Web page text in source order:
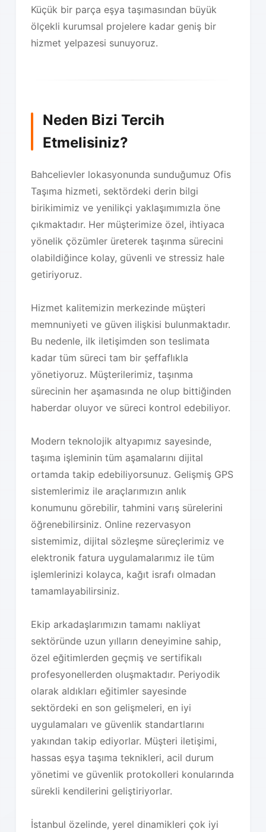
Küçük bir parça eşya taşımasından büyük
ölçekli kurumsal projelere kadar geniş bir
hizmet yelpazesi sunuyoruz.
Neden Bizi Tercih
Etmelisiniz?
Bahcelievler lokasyonunda sunduğumuz Ofis
Taşıma hizmeti, sektördeki derin bilgi
birikimimiz ve yenilikçi yaklaşımımızla öne
çıkmaktadır. Her müşterimize özel, ihtiyaca
yönelik çözümler üreterek taşınma sürecini
olabildiğince kolay, güvenli ve stressiz hale
getiriyoruz.
Hizmet kalitemizin merkezinde müşteri
memnuniyeti ve güven ilişkisi bulunmaktadır.
Bu nedenle, ilk iletişimden son teslimata
kadar tüm süreci tam bir şeffaflıkla
yönetiyoruz. Müşterilerimiz, taşınma
sürecinin her aşamasında ne olup bittiğinden
haberdar oluyor ve süreci kontrol edebiliyor.
Modern teknolojik altyapımız sayesinde,
taşıma işleminin tüm aşamalarını dijital
ortamda takip edebiliyorsunuz. Gelişmiş GPS
sistemlerimiz ile araçlarımızın anlık
konumunu görebilir, tahmini varış sürelerini
öğrenebilirsiniz. Online rezervasyon
sistemimiz, dijital sözleşme süreçlerimiz ve
elektronik fatura uygulamalarımız ile tüm
işlemlerinizi kolayca, kağıt israfı olmadan
tamamlayabilirsiniz.
Ekip arkadaşlarımızın tamamı nakliyat
sektöründe uzun yılların deneyimine sahip,
özel eğitimlerden geçmiş ve sertifikalı
profesyonellerden oluşmaktadır. Periyodik
olarak aldıkları eğitimler sayesinde
sektördeki en son gelişmeleri, en iyi
uygulamaları ve güvenlik standartlarını
yakından takip ediyorlar. Müşteri iletişimi,
hassas eşya taşıma teknikleri, acil durum
yönetimi ve güvenlik protokolleri konularında
sürekli kendilerini geliştiriyorlar.
İstanbul özelinde, yerel dinamikleri çok iyi